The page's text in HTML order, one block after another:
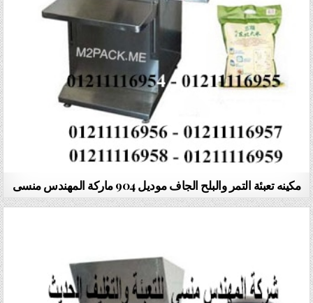
مكينه تعبئة التمر والبلح الجاف موديل 904 ماركة المهندس منسى